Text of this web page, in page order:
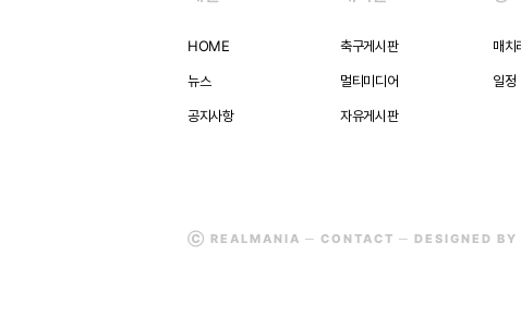
HOME
뉴스
공지사항
축구게시판
멀티미디어
자유게시판
매치
일정
Ⓒ REALMANIA ─ CONTACT ─ DESIGNED BY